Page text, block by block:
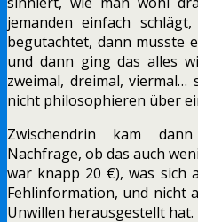
jemanden einfach
begutachtet, dann musste
und dann ging das alles
zweimal, dreimal,
nicht philosophieren über
Zwischendrin kam
Nachfrage, ob das auch
war knapp 20 €), was sich
Fehlinformation, und nicht
Unwillen herausgestellt hat.